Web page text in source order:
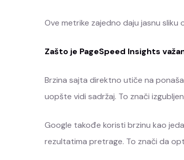
Ove metrike zajedno daju jasnu
Zašto je PageSpeed Insights
Brzina sajta direktno utiče na
uopšte vidi sadržaj. To znači
Google takođe koristi brzinu kao
rezultatima pretrage. To znači da